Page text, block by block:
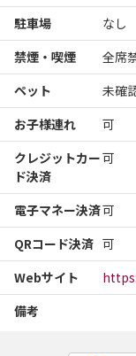
駐車場
なし
禁煙・喫煙
全席
ペット
未確
お子様連れ
可
クレジットカー
ド決済
可
電子マネー決済可
QRコード決済 可
Webサイト
備考